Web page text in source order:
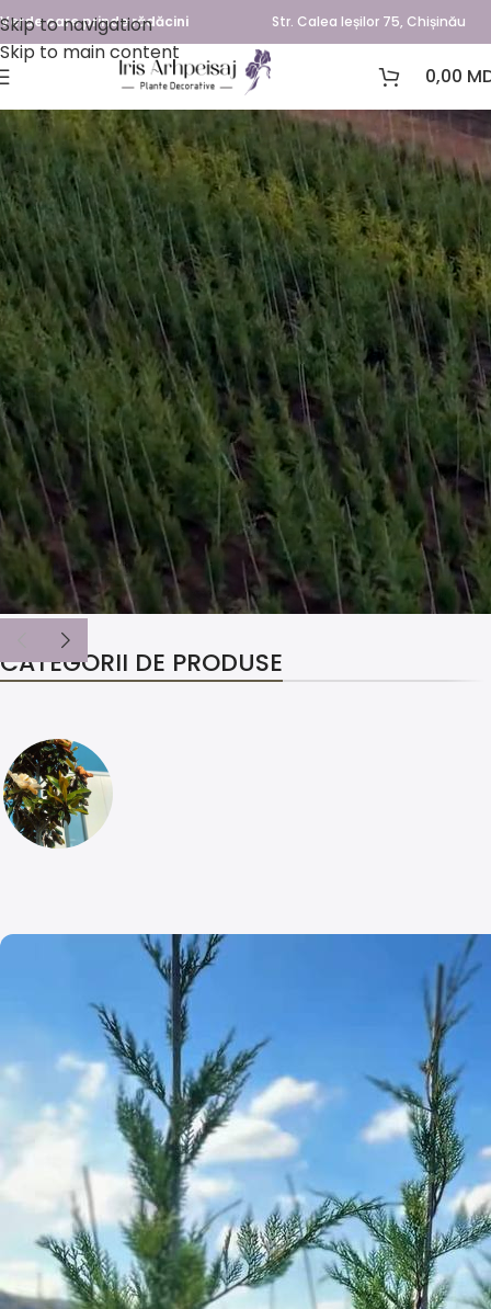
Skip to navigation
Skip to main content
Verde care prinde rădăcini Str. Calea Ieșilor 75, Chișinău
0,00
CATEGORII DE PRODUSE